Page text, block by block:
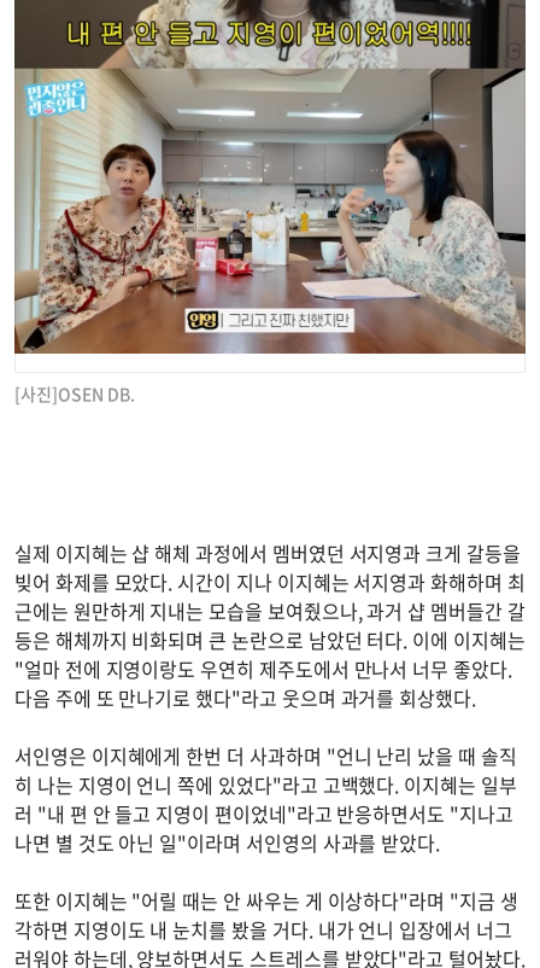
[사진]OSEN DB.
실제 이지혜는 샵 해체 과정에서 멤버였던 서지영과 크게 갈등을
빚어 화제를 모았다. 시간이 지나 이지혜는 서지영과 화해하며 최
근에는 원만하게 지내는 모습을 보여줬으나, 과거 샵 멤버들간 갈
등은 해체까지 비화되며 큰 논란으로 남았던 터다. 이에 이지혜는
"얼마 전에 지영이랑도 우연히 제주도에서 만나서 너무 좋았다.
다음 주에 또 만나기로 했다"라고 웃으며 과거를 회상했다.
서인영은 이지혜에게 한번 더 사과하며 "언니 난리 났을 때 솔직
히 나는 지영이 언니 쪽에 있었다"라고 고백했다. 이지혜는 일부
러 "내 편 안 들고 지영이 편이었네"라고 반응하면서도 "지나고
나면 별 것도 아닌 일"이라며 서인영의 사과를 받았다.
또한 이지혜는 "어릴 때는 안 싸우는 게 이상하다"라며 "지금 생
각하면 지영이도 내 눈치를 봤을 거다. 내가 언니 입장에서 너그
러워야 하는데, 양보하면서도 스트레스를 받았다"라고 털어놨다.